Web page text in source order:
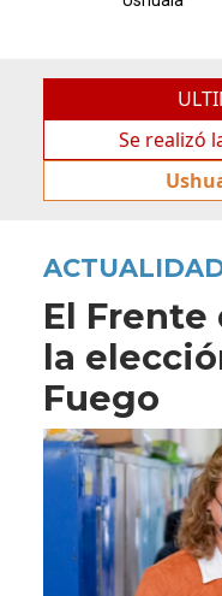
Se realizó la 31°
El Frente
la
Fuego